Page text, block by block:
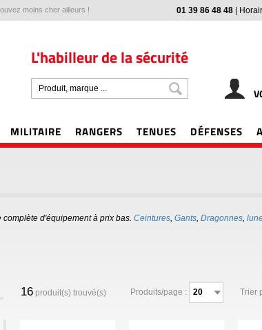
moins cher ailleurs ! 01 39 86 48 48
L'habilleur de la sécurité
MILITAIRE RANGERS TENUES DÉFENSES
d'équipement à prix bas. Ceintures, Gants, Dragonnes,
16produit(s) trouvé(s) Produits/page : Trier